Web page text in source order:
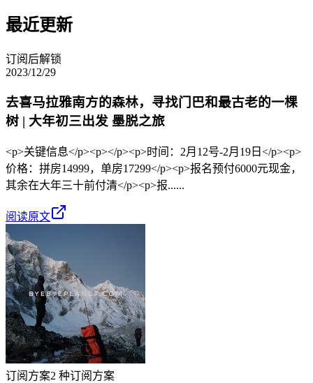
最近更新
订阅后解锁
2023/12/29
去喜马拉雅南方的森林，寻找门巴和最古老的一棵
树 | 大年初三出发 墨脱之旅
<p>关键信息</p><p>​</p><p>​时间：2月12号-2月19日</p><p>​
价格：拼房14999，单房17299</p><p>报名预付6000元现金，
其余在大年三十前付清</p><p>报......
阅读原文
订阅方案2 种订阅方案